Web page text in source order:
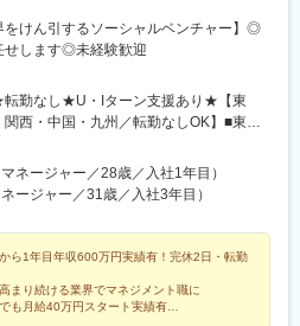
をけん引するソーシャルベンチャー】◎
せします◎未経験歓迎
転勤なし★U・Iターン支援あり★【東
西・中国・九州／転勤なしOK】■東北
京、神奈川、新潟、富山、山梨、長野■
三重■関西／滋賀、京都、大阪、兵庫、
賀、長崎、熊本、大分、宮崎、鹿児島、
移住希望の方優遇】：サポート制度も
のお住まいに関わらずご希望をお知ら
プラン』あり（規定有）：下記勤務地
軽にご相談ください！※【北海道】【東
ネージャー／28歳／入社1年目）
ージャー／31歳／入社3年目）
ら1年目年収600万円実績有！完休2日・転勤
まり続ける業界でマネジメント職に
も月給40万円スタート実績有